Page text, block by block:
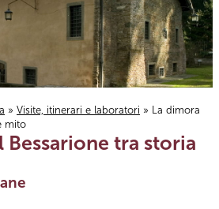
» Visite, itinerari e laboratori » La dimora
mito
Bessarione tra storia